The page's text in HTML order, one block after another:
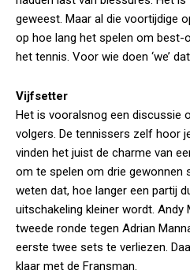
geweest. Maar al die voortijdige
op hoe lang het spelen om
het tennis. Voor wie doen ‘we’
Vijfsetter
Het is vooralsnog een discussie
volgers. De tennissers zelf hoor
vinden het juist de charme van
om te spelen om drie gewonnen
weten dat, hoe langer een partij
uitschakeling kleiner wordt. Andy
tweede ronde tegen Adrian
eerste twee sets te verliezen.
klaar met de Fransman.